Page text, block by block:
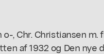
, Chr. Christiansen m.
af 1932 og Den nye